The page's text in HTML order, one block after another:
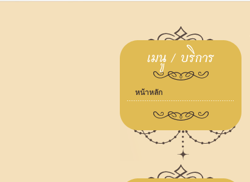
หน้าหลัก